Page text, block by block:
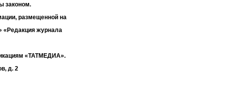
законом.
размещенной на
«Редакция журнала
«ТАТМЕДИА».
д. 2